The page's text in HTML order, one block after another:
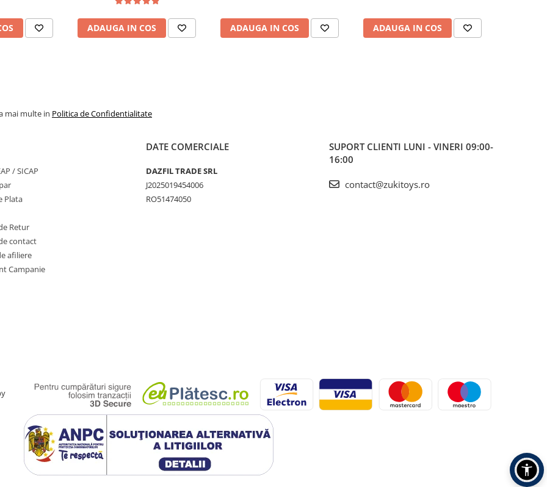
ADAUGA IN COS ADAUGA IN COS ADAUGA IN COS
mai multe in Politica de Confidentialitate
/ SICAP
Plata
Retur
contact
afiliere
Campanie
DATE COMERCIALE
DAZFIL TRADE SRL
J2025019454006
RO51474050
SUPORT CLIENTI LUNI - VINERI 09:00-
16:00
contact@zukitoys.ro